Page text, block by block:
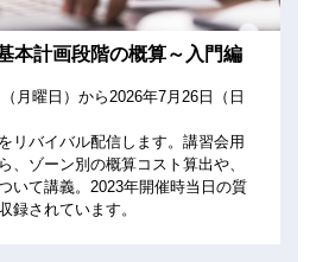
本計画段階の概算～入門編
月曜日）から2026年7月26日（日
リバイバル配信します。講習会用
、ゾーン別の概算コスト算出や、
いて講義。2023年開催時当日の質
録されています。